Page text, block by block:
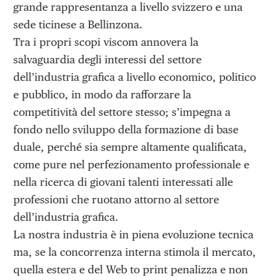
grande rappresentanza a livello svizzero e una
sede ticinese a Bellinzona.
Tra i propri scopi viscom annovera la
salvaguardia degli interessi del settore
dell’industria grafica a livello economico, politico
e pubblico, in modo da rafforzare la
competitività del settore stesso; s’impegna a
fondo nello sviluppo della formazione di base
duale, perché sia sempre altamente qualificata,
come pure nel perfezionamento professionale e
nella ricerca di giovani talenti interessati alle
professioni che ruotano attorno al settore
dell’industria grafica.
La nostra industria è in piena evoluzione tecnica
ma, se la concorrenza interna stimola il mercato,
quella estera e del Web to print penalizza e non